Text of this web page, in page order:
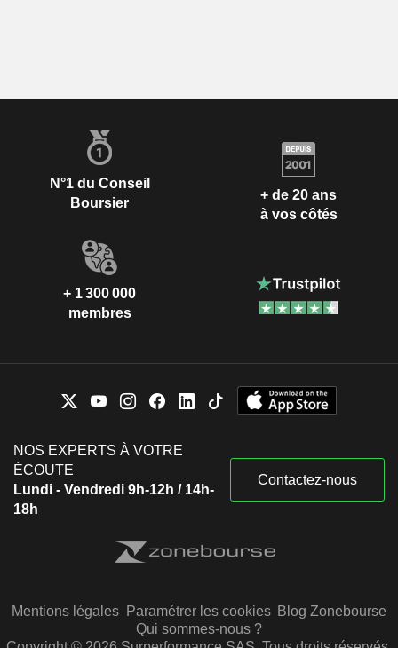
N°1 du Conseil
Boursier
+ de 20 ans
à vos côtés
+ 1 300 000
membres
NOS EXPERTS À VOTRE
ÉCOUTE
Lundi - Vendredi 9h-12h / 14h-
18h
Contactez-nous
Mentions légales Paramétrer les cookies Blog Zonebourse
Qui sommes-nous ?